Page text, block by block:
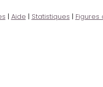
| Aide | Statistiques | Figures